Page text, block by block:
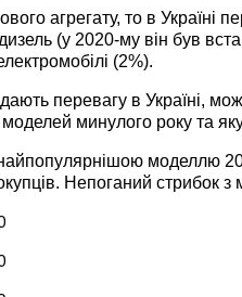
агрегату, то в
(у 2020-му він був
(2%).
перевагу в Україні,
минулого року та
моделлю
Непоганий стрибок з